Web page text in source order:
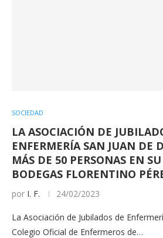
SOCIEDAD
LA ASOCIACIÓN DE
ENFERMERÍA SAN JUAN DE
MÁS DE 50 PERSONAS EN
BODEGAS FLORENTINO
por I. F. 24/02/2023
La Asociación de Jubilados de
Colegio Oficial de Enfermeros de…